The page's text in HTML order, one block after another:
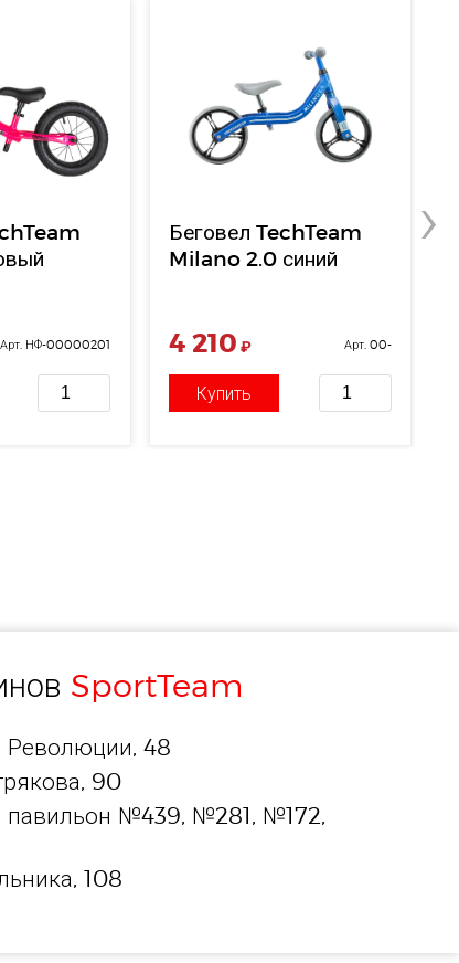
Арт. НФ-00000201
Беговел TechTeam
Milano 2.0 синий
4 210 ₽
Арт. 00-
Купить
›
SportTeam
Революции, 48
90
№439, №281, №172,
108